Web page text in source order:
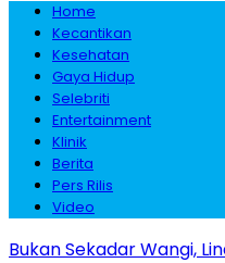
Home
Kecantikan
Kesehatan
Gaya Hidup
Selebriti
Entertainment
Klinik
Berita
Pers Rilis
Video
Bukan Sekadar Wangi,